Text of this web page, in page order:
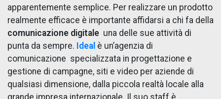
apparentemente semplice. Per realizzare un prodotto
realmente efficace è importante affidarsi a chi fa della
comunicazione digitale una delle sue attività di
punta da sempre. Ideal è un’agenzia di
comunicazione specializzata in progettazione e
gestione di campagne, siti e video per aziende di
qualsiasi dimensione, dalla piccola realtà locale alla
grande impresa internazionale. Il suo staff è